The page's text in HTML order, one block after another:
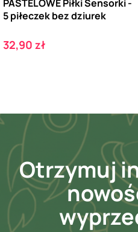
PASTELOWE Piłki Sensorki -
5 piłeczek bez dziurek
Cena
32,90 zł
Otrzymuj